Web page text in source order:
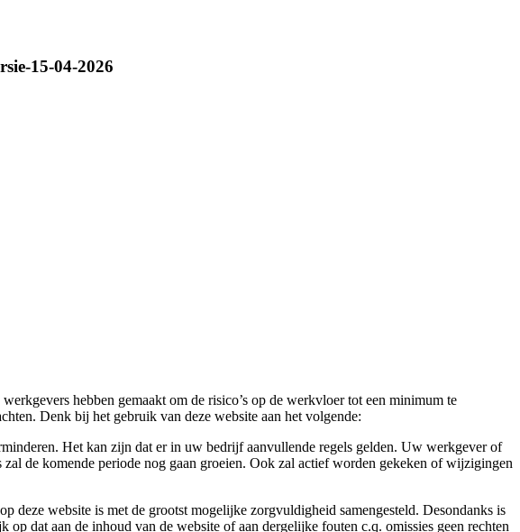
15-04-2026
hebben gemaakt om de risico’s op de werkvloer tot een minimum te
Denk bij het gebruik van deze website aan het volgende:
Het kan zijn dat er in uw bedrijf aanvullende regels gelden. Uw werkgever of
de komende periode nog gaan groeien. Ook zal actief worden gekeken of wijzigingen
deze website is met de grootst mogelijke zorgvuldigheid samengesteld. Desondanks is
dat aan de inhoud van de website of aan dergelijke fouten c.q. omissies geen rechten